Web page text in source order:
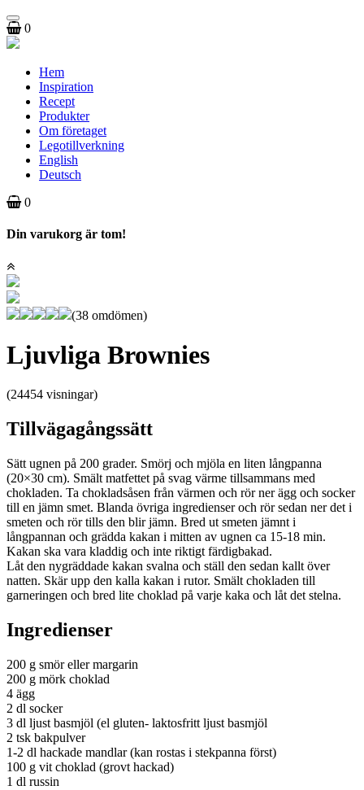
Toggle
navigation
0
Hem
Inspiration
Recept
Produkter
Om företaget
Legotillverkning
English
Deutsch
0
Din varukorg är tom!
(38 omdömen)
Ljuvliga Brownies
(24454 visningar)
Tillvägagångssätt
Sätt ugnen på 200 grader. Smörj och mjöla en liten långpanna
(20×30 cm). Smält matfettet på svag värme tillsammans med
chokladen. Ta chokladsåsen från värmen och rör ner ägg och socker
till en jämn smet. Blanda övriga ingredienser och rör sedan ner det i
smeten och rör tills den blir jämn. Bred ut smeten jämnt i
långpannan och grädda kakan i mitten av ugnen ca 15-18 min.
Kakan ska vara kladdig och inte riktigt färdigbakad.
Låt den nygräddade kakan svalna och ställ den sedan kallt över
natten. Skär upp den kalla kakan i rutor. Smält chokladen till
garneringen och bred lite choklad på varje kaka och låt det stelna.
Ingredienser
200 g smör eller margarin
200 g mörk choklad
4 ägg
2 dl socker
3 dl ljust basmjöl (el gluten- laktosfritt ljust basmjöl
2 tsk bakpulver
1-2 dl hackade mandlar (kan rostas i stekpanna först)
100 g vit choklad (grovt hackad)
1 dl russin